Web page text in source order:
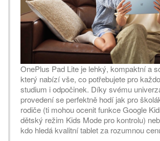
OnePlus Pad Lite je lehký, kompaktní a
který nabízí vše, co potřebujete pro
studium i odpočinek. Díky svému
provedení se perfektně hodí jak pro
rodiče (ti mohou ocenit funkce Google
dětský režim Kids Mode pro kontrolu)
kdo hledá kvalitní tablet za rozumnou